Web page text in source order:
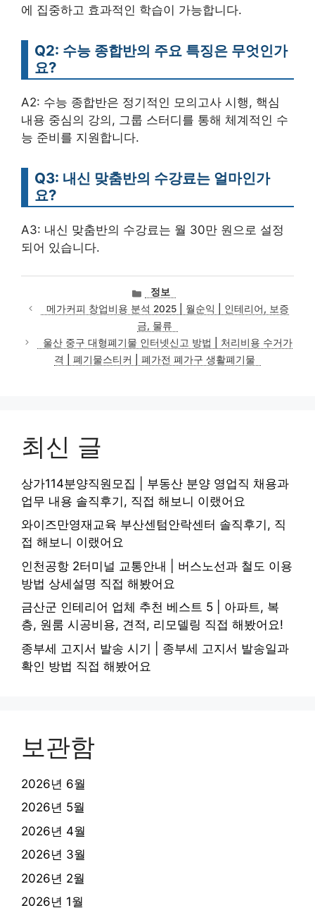
에 집중하고 효과적인 학습이 가능합니다.
Q2: 수능 종합반의 주요 특징은 무엇인가
요?
A2: 수능 종합반은 정기적인 모의고사 시행, 핵심
내용 중심의 강의, 그룹 스터디를 통해 체계적인 수
능 준비를 지원합니다.
Q3: 내신 맞춤반의 수강료는 얼마인가
요?
A3: 내신 맞춤반의 수강료는 월 30만 원으로 설정
되어 있습니다.
카
테
고
리
정보
메가커피 창업비용 분석 2025 | 월순익 | 인테리어, 보증
금, 물류
울산 중구 대형폐기물 인터넷신고 방법 | 처리비용 수거가
격 | 폐기물스티커 | 폐가전 폐가구 생활폐기물
최신 글
상가114분양직원모집 | 부동산 분양 영업직 채용과
업무 내용 솔직후기, 직접 해보니 이랬어요
와이즈만영재교육 부산센텀안락센터 솔직후기, 직
접 해보니 이랬어요
인천공항 2터미널 교통안내 | 버스노선과 철도 이용
방법 상세설명 직접 해봤어요
금산군 인테리어 업체 추천 베스트 5 | 아파트, 복
층, 원룸 시공비용, 견적, 리모델링 직접 해봤어요!
종부세 고지서 발송 시기 | 종부세 고지서 발송일과
확인 방법 직접 해봤어요
보관함
2026년 6월
2026년 5월
2026년 4월
2026년 3월
2026년 2월
2026년 1월